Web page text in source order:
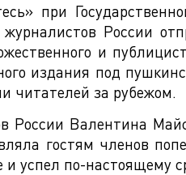
при
России
и
издания под
читателей за рубежом.
России Валентина
гостям членов
успел по-настоящему